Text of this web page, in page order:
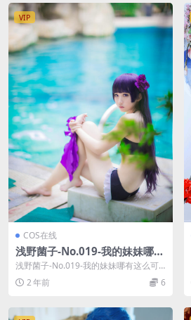
VIP
COS在线
浅野菌子-No.019-我的妹妹哪有
这么可爱！ 五更琉璃2 [16P]
浅野菌子-No.019-我的妹妹哪有这么可
爱！ 五更琉璃2 [16P]，浅野菌子...
2 年前 6